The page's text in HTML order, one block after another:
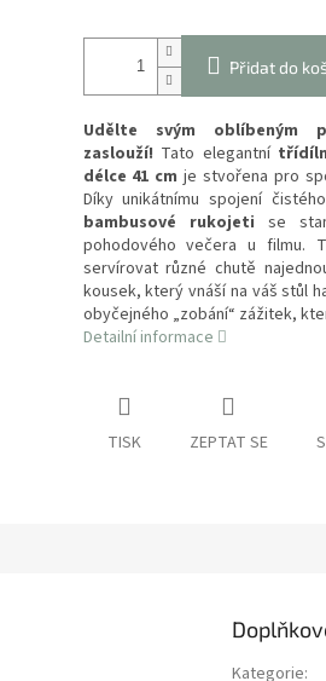
Přidat do
Udělte svým oblíbeným
zaslouží! Tato elegantní
délce 41 cm je stvořena pro
Díky unikátnímu spojení
bambusové rukojeti se
pohodového večera u filmu.
servírovat různé chutě
kousek, který vnáší na váš stůl
obyčejného „zobání“ zážitek,
Detailní informace
TISK ZEPTAT SE
Kategorie: